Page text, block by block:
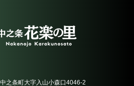
之条町大字入山小森口4046-2